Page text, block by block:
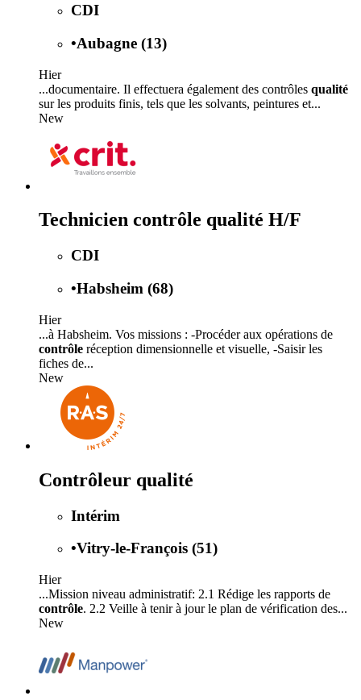
CDI
•Aubagne (13)
Hier
...documentaire. Il effectuera également des contrôles qualité
sur les produits finis, tels que les solvants, peintures et...
New
Technicien contrôle qualité H/F
CDI
•Habsheim (68)
Hier
...à Habsheim. Vos missions : -Procéder aux opérations de
contrôle réception dimensionnelle et visuelle, -Saisir les
fiches de...
New
Contrôleur qualité
Intérim
•Vitry-le-François (51)
Hier
...Mission niveau administratif: 2.1 Rédige les rapports de
contrôle. 2.2 Veille à tenir à jour le plan de vérification des...
New